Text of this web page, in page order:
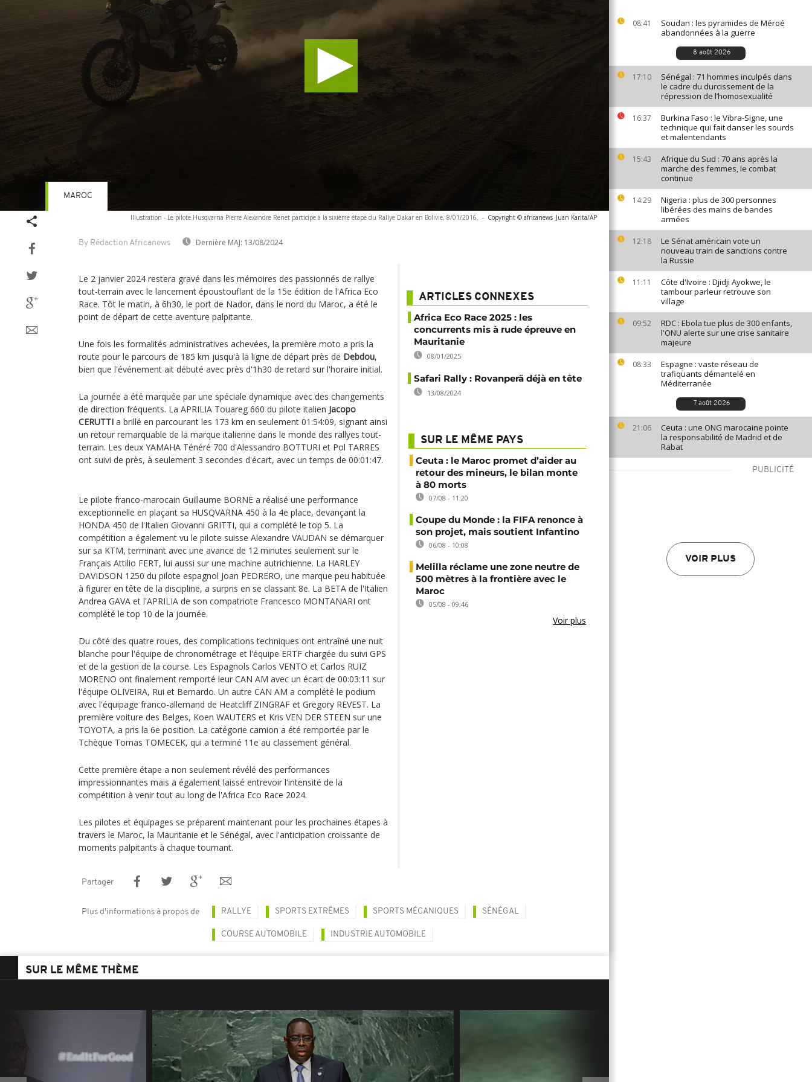
08:41
Soudan : les pyramides de Méroé
abandonnées à la guerre
8 août 2026
17:10
Sénégal : 71 hommes inculpés dans
le cadre du durcissement de la
répression de l’homosexualité
16:37
Burkina Faso : le Vibra-Signe, une
technique qui fait danser les sourds
et malentendants
15:43
Afrique du Sud : 70 ans après la
marche des femmes, le combat
continue
14:29
Nigeria : plus de 300 personnes
libérées des mains de bandes
armées
12:18
Le Sénat américain vote un
nouveau train de sanctions contre
la Russie
11:11
Côte d'Ivoire : Djidji Ayokwe, le
tambour parleur retrouve son
village
09:52
RDC : Ebola tue plus de 300 enfants,
l'ONU alerte sur une crise sanitaire
majeure
08:33
Espagne : vaste réseau de
trafiquants démantelé en
Méditerranée
7 août 2026
21:06
Ceuta : une ONG marocaine pointe
la responsabilité de Madrid et de
Rabat
PUBLICITÉ
VOIR PLUS
Illustration - Le pilote Husqvarna Pierre Alexandre Renet participe à la sixième étape du Rallye Dakar en Bolivie, 8/01/2016. - Copyright © africanews Juan Karita/AP
By Rédaction Africanews Dernière MAJ: 13/08/2024
MAROC
Le 2 janvier 2024 restera gravé dans les mémoires des passionnés de rallye
tout-terrain avec le lancement époustouflant de la 15e édition de l'Africa Eco
Race. Tôt le matin, à 6h30, le port de Nador, dans le nord du Maroc, a été le
point de départ de cette aventure palpitante.
Une fois les formalités administratives achevées, la première moto a pris la
route pour le parcours de 185 km jusqu'à la ligne de départ près de Debdou,
bien que l'événement ait débuté avec près d'1h30 de retard sur l'horaire initial.
La journée a été marquée par une spéciale dynamique avec des changements
de direction fréquents. La APRILIA Touareg 660 du pilote italien Jacopo
CERUTTI a brillé en parcourant les 173 km en seulement 01:54:09, signant ainsi
un retour remarquable de la marque italienne dans le monde des rallyes tout-
terrain. Les deux YAMAHA Ténéré 700 d'Alessandro BOTTURI et Pol TARRES
ont suivi de près, à seulement 3 secondes d'écart, avec un temps de 00:01:47.
Le pilote franco-marocain Guillaume BORNE a réalisé une performance
exceptionnelle en plaçant sa HUSQVARNA 450 à la 4e place, devançant la
HONDA 450 de l'Italien Giovanni GRITTI, qui a complété le top 5. La
compétition a également vu le pilote suisse Alexandre VAUDAN se démarquer
sur sa KTM, terminant avec une avance de 12 minutes seulement sur le
Français Attilio FERT, lui aussi sur une machine autrichienne. La HARLEY
DAVIDSON 1250 du pilote espagnol Joan PEDRERO, une marque peu habituée
à figurer en tête de la discipline, a surpris en se classant 8e. La BETA de l'Italien
Andrea GAVA et l'APRILIA de son compatriote Francesco MONTANARI ont
complété le top 10 de la journée.
Du côté des quatre roues, des complications techniques ont entraîné une nuit
blanche pour l'équipe de chronométrage et l'équipe ERTF chargée du suivi GPS
et de la gestion de la course. Les Espagnols Carlos VENTO et Carlos RUIZ
MORENO ont finalement remporté leur CAN AM avec un écart de 00:03:11 sur
l'équipe OLIVEIRA, Rui et Bernardo. Un autre CAN AM a complété le podium
avec l'équipage franco-allemand de Heatcliff ZINGRAF et Gregory REVEST. La
première voiture des Belges, Koen WAUTERS et Kris VEN DER STEEN sur une
TOYOTA, a pris la 6e position. La catégorie camion a été remportée par le
Tchèque Tomas TOMECEK, qui a terminé 11e au classement général.
Cette première étape a non seulement révélé des performances
impressionnantes mais a également laissé entrevoir l'intensité de la
compétition à venir tout au long de l'Africa Eco Race 2024.
Les pilotes et équipages se préparent maintenant pour les prochaines étapes à
travers le Maroc, la Mauritanie et le Sénégal, avec l'anticipation croissante de
moments palpitants à chaque tournant.
ARTICLES CONNEXES
Africa Eco Race 2025 : les
concurrents mis à rude épreuve en
Mauritanie
08/01/2025
Safari Rally : Rovanperä déjà en tête
13/08/2024
SUR LE MÊME PAYS
Ceuta : le Maroc promet d’aider au
retour des mineurs, le bilan monte
à 80 morts
07/08 - 11:20
Coupe du Monde : la FIFA renonce à
son projet, mais soutient Infantino
06/08 - 10:08
Melilla réclame une zone neutre de
500 mètres à la frontière avec le
Maroc
05/08 - 09:46
Voir plus
Partager
Plus d'informations à propos de RALLYE SPORTS EXTRÊMES SPORTS MÉCANIQUES SÉNÉGAL
COURSE AUTOMOBILE INDUSTRIE AUTOMOBILE
SUR LE MÊME THÈME